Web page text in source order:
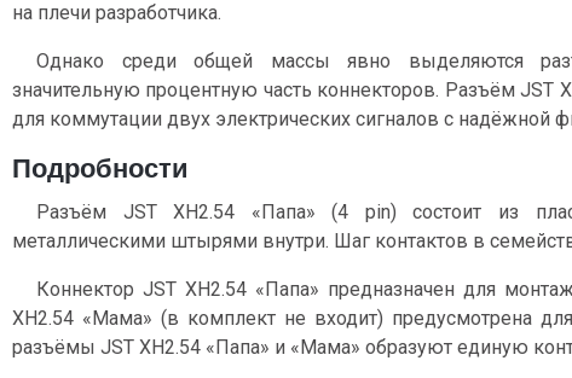
на плечи разработчика.
Однако среди общей массы явно выделяются
значительную процентную часть коннекторов. Разъём JST
для коммутации двух электрических сигналов c надёжной
Подробности
Разъём JST XH2.54 «Папа» (4 pin) состоит из
металлическими штырями внутри. Шаг контактов в
Коннектор JST XH2.54 «Папа» предназначен для
XH2.54 «Мама» (в комплект не входит) предусмотрена
разъёмы JST XH2.54 «Папа» и «Мама» образуют единую